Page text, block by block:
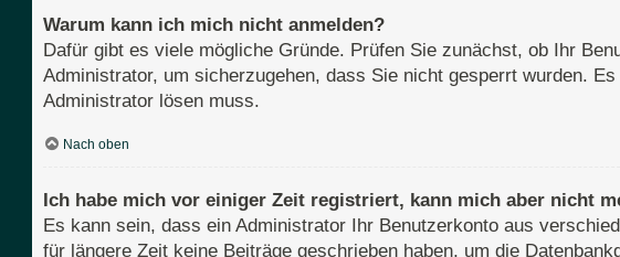
Warum kann ich mich nicht anmelden?
Dafür gibt es viele mögliche Gründe. Prüfen Sie zunächst, ob Ihr
Administrator, um sicherzugehen, dass Sie nicht gesperrt wurden.
Administrator lösen muss.
Nach oben
Ich habe mich vor einiger Zeit registriert, kann mich aber nicht
Es kann sein, dass ein Administrator Ihr Benutzerkonto aus
für längere Zeit keine Beiträge geschrieben haben, um die